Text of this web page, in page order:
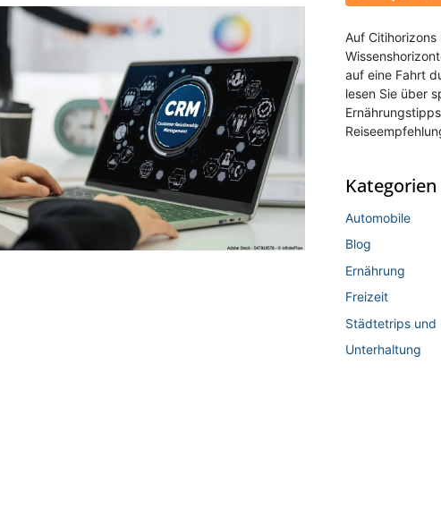
Auf Citihorizons
auf eine Fahrt
lesen Sie über
Kategorien
Automobile
Blog
Ernährung
Freizeit
Städtetrips und
Unterhaltung